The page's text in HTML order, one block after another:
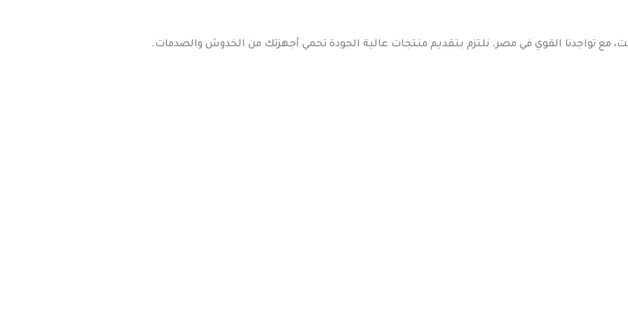
مع تواجدنا القوي في مصر. نلتزم بتقديم منتجات عالية الجودة تحمي أجهزتك من الخدوش والصدمات.